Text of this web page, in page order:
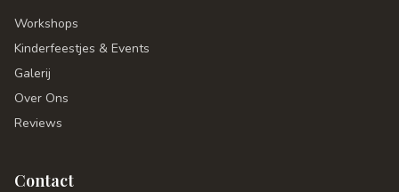
Workshops
Kinderfeestjes & Events
Galerij
Over Ons
Reviews
Contact